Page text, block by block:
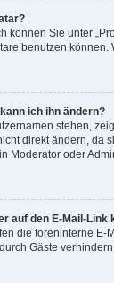
können Sie unter
benutzen
ich ihn ändern?
stehen,
direkt ändern, da
Moderator oder
auf den E-Mail-
die foreninterne
Gäste verhindern.